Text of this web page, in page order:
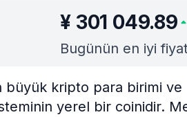
¥ 301 049.89
Bugünün en iyi
büyük kripto para birimi
yerel bir coinidir.